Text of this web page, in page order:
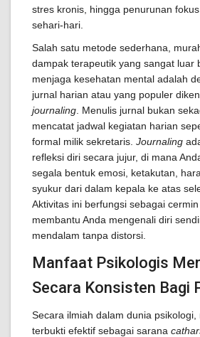
stres kronis, hingga penurunan
sehari-hari.
Salah satu metode sederhana,
dampak terapeutik yang sangat luar
menjaga kesehatan mental adalah
jurnal harian atau yang populer
journaling . Menulis jurnal bukan
mencatat jadwal kegiatan harian
formal milik sekretaris. Journaling
refleksi diri secara jujur, di mana
segala bentuk emosi, ketakutan,
syukur dari dalam kepala ke atas
Aktivitas ini berfungsi sebagai
membantu Anda mengenali diri
mendalam tanpa distorsi.
Manfaat Psikologis
Secara Konsisten Bagi
Secara ilmiah dalam dunia psikologi,
terbukti efektif sebagai sarana